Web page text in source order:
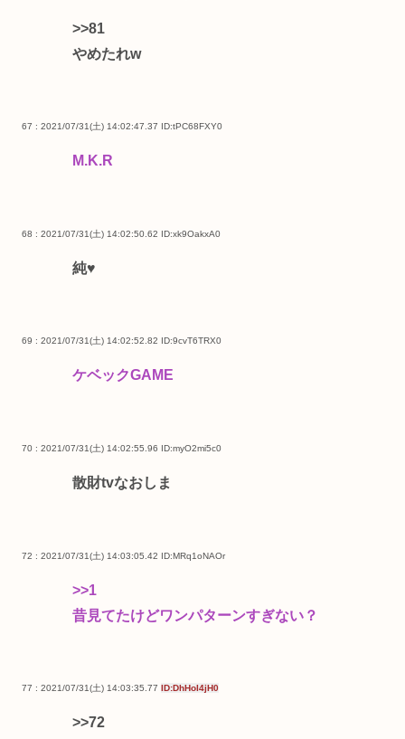
>>81
やめたれw
67 : 2021/07/31(土) 14:02:47.37 ID:tPC68FXY0
M.K.R
68 : 2021/07/31(土) 14:02:50.62 ID:xk9OakxA0
純♥
69 : 2021/07/31(土) 14:02:52.82 ID:9cvT6TRX0
ケベックGAME
70 : 2021/07/31(土) 14:02:55.96 ID:myO2mi5c0
散財tvなおしま
72 : 2021/07/31(土) 14:03:05.42 ID:MRq1oNAOr
>>1
昔見てたけどワンパターンすぎない？
77 : 2021/07/31(土) 14:03:35.77 ID:DhHoI4jH0
>>72